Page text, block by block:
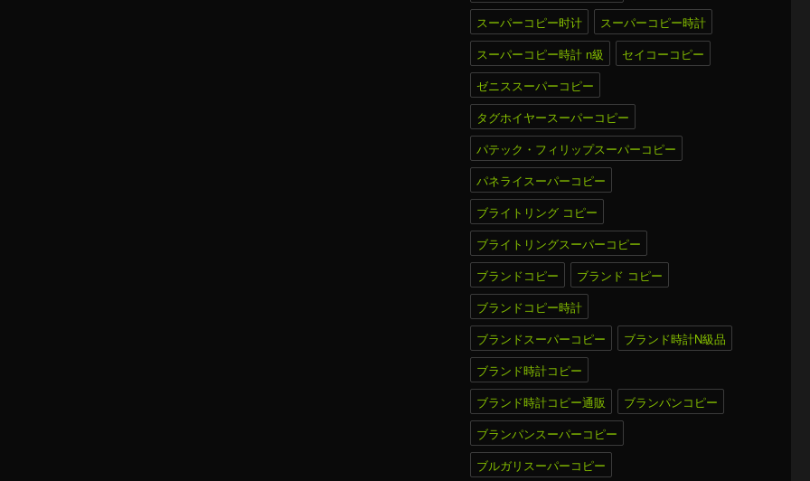
スーパーコピー时计
スーパーコピー時計
スーパーコピー時計 n級
セイコーコピー
ゼニススーパーコピー
タグホイヤースーパーコピー
パテック・フィリップスーパーコピー
パネライスーパーコピー
ブライトリング コピー
ブライトリングスーパーコピー
ブランドコピー
ブランド コピー
ブランドコピー時計
ブランドスーパーコピー
ブランド時計N級品
ブランド時計コピー
ブランド時計コピー通販
ブランパンコピー
ブランパンスーパーコピー
ブルガリスーパーコピー